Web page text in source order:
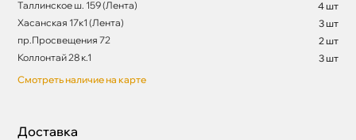
Таллинское ш. 159 (Лента)
4 шт
Хасанская 17к1 (Лента)
3 шт
пр.Просвещения 72
2 шт
Коллонтай 28 к.1
3 шт
Смотреть наличие на карте
Доставка